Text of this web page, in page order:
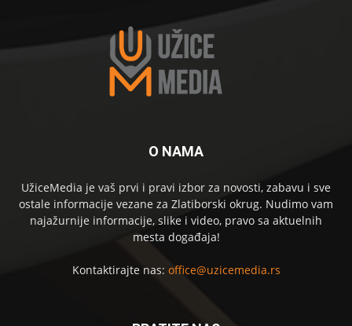
O NAMA
UžiceMedia je vaš prvi i pravi izbor za novosti, zabavu i sve
ostale informacije vezane za Zlatiborski okrug. Nudimo vam
najažurnije informacije, slike i video, pravo sa aktuelnih
mesta događaja!
Kontaktirajte nas: office@uzicemedia.rs